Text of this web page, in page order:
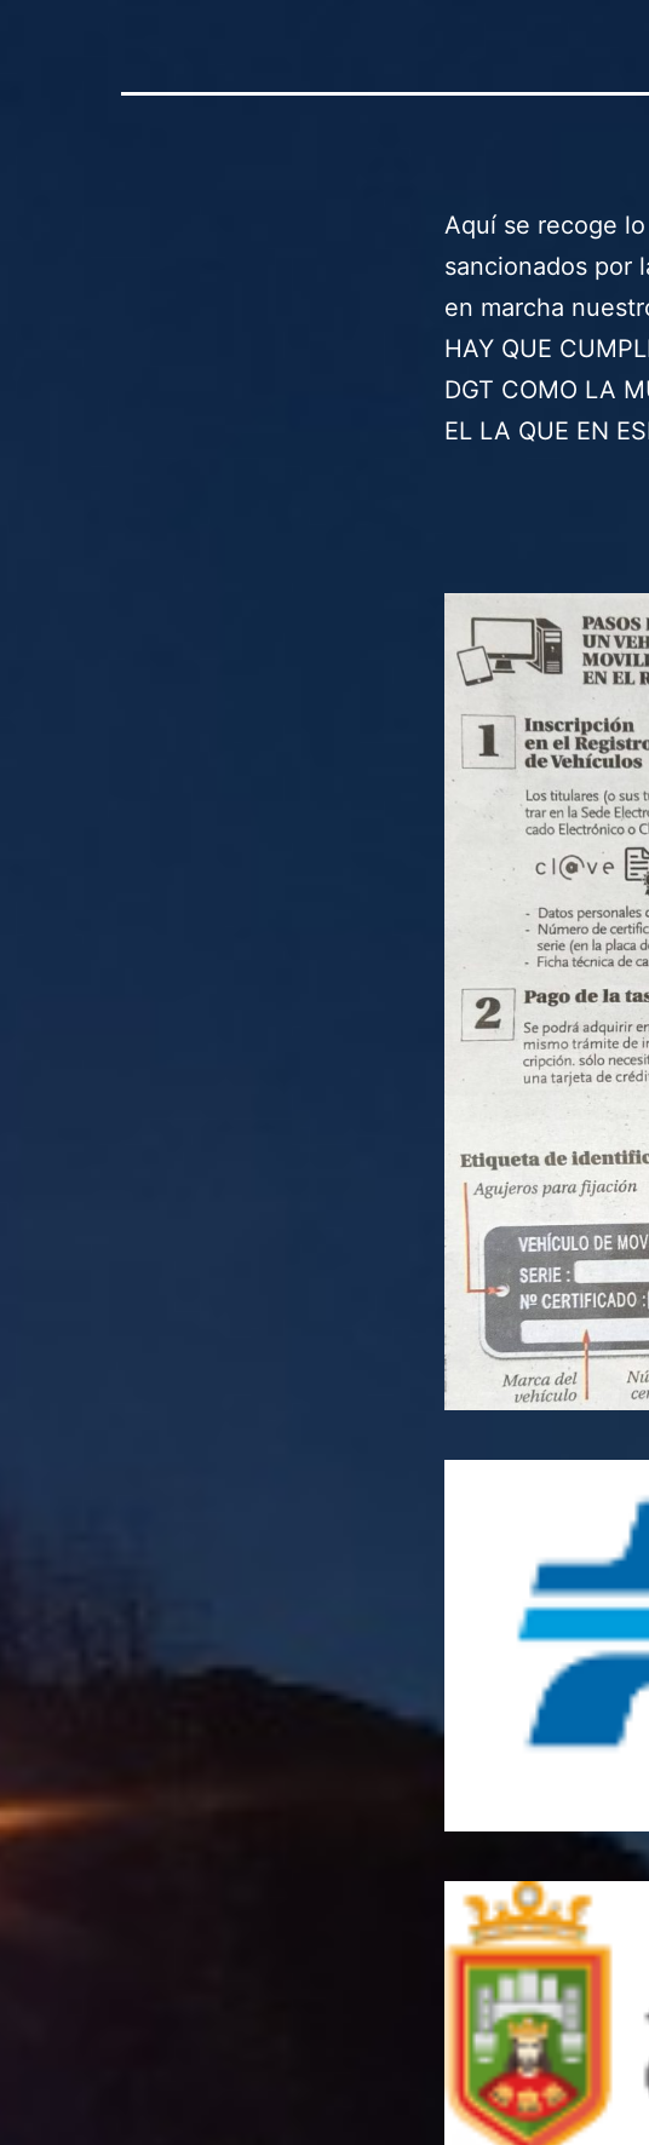
Aquí se recoge
sancionados por
en marcha
HAY QUE
DGT COMO LA
EL LA QUE EN